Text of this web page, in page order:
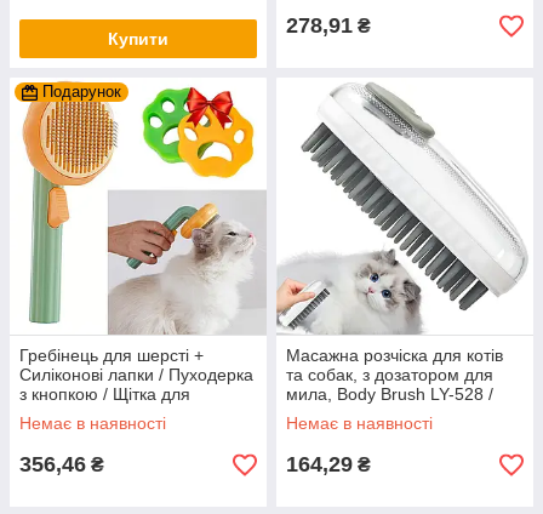
Купити
278,91 ₴
Подарунок
Гребінець для шерсті +
Силіконові лапки / Пуходерка
з кнопкою / Щітка для
вичісування шерсті
Немає в наявності
356,46 ₴
Масажна розчіска для котів
та собак, з дозатором для
мила, Body Brush LY-528 /
Силіконова щітка для котів
Немає в наявності
164,29 ₴